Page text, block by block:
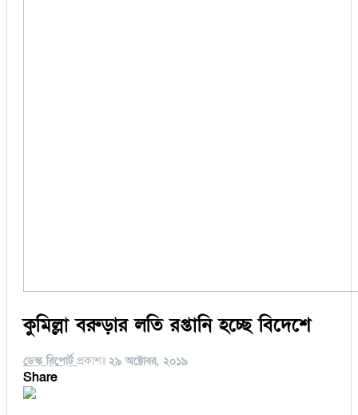
কুমিল্লা বরুড়ার লতি রপ্তানি হচ্ছে বিদেশে
ডেস্ক রিপোর্ট প্রকাশঃ ২৯ অক্টোবর, ২০১৯
Share